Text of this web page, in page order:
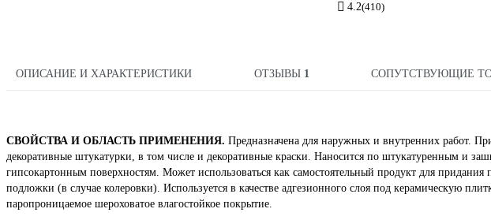
4.2(410)
ОПИСАНИЕ И ХАРАКТЕРИСТИКИ ОТЗЫВЫ 1 СОПУТСТВУЮЩИЕ
СВОЙСТВА И ОБЛАСТЬ ПРИМЕНЕНИЯ. Предназначена для наружных и внутренних работ.
декоративные штукатурки, в том числе и декоративные краски. Наносится по штукатуренным и
гипсокартонным поверхностям. Может использоваться как самостоятельный продукт для
подложки (в случае колеровки). Используется в качестве адгезионного слоя под керамическую
паропроницаемое шероховатое влагостойкое покрытие.